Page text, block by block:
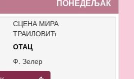
ПОНЕДЕЉАК
СЦЕНА МИРА
ТРАИЛОВИЋ
ОТАЦ
Ф. Зелер